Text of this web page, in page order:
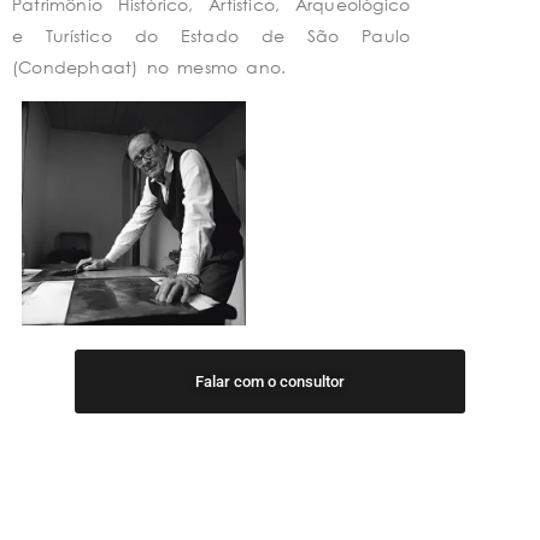
Patrimônio Histórico, Artístico, Arqueológico
e Turístico do Estado de São Paulo
(Condephaat) no mesmo ano.
Falar com o consultor